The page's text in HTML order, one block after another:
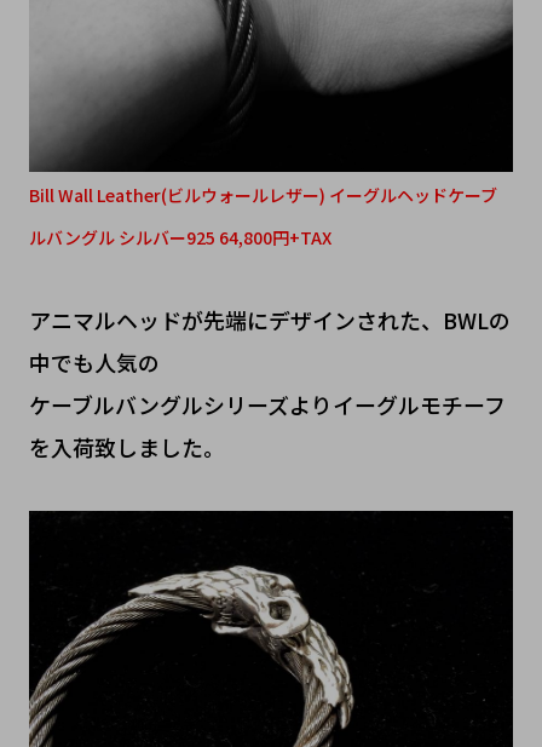
Bill Wall Leather(ビルウォールレザー) イーグルヘッドケーブ
ルバングル シルバー925 64,800円+TAX
アニマルヘッドが先端にデザインされた、BWLの
中でも人気の
ケーブルバングルシリーズよりイーグルモチーフ
を入荷致しました。